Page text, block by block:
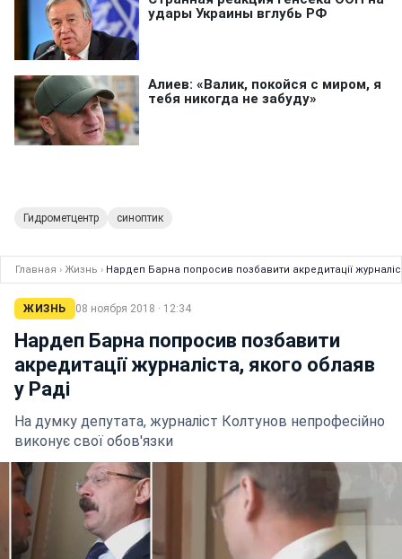
Гидрометцентр синоптик
Главная › Жизнь › Нардеп Барна попросив позбавити акредитації
ЖИЗНЬ 08 ноября 2018 · 12:34
Нардеп Барна попросив позбавити
акредитації журналіста, якого облаяв
у Раді
На думку депутата, журналіст Колтунов непрофесійно
виконує свої обов'язки